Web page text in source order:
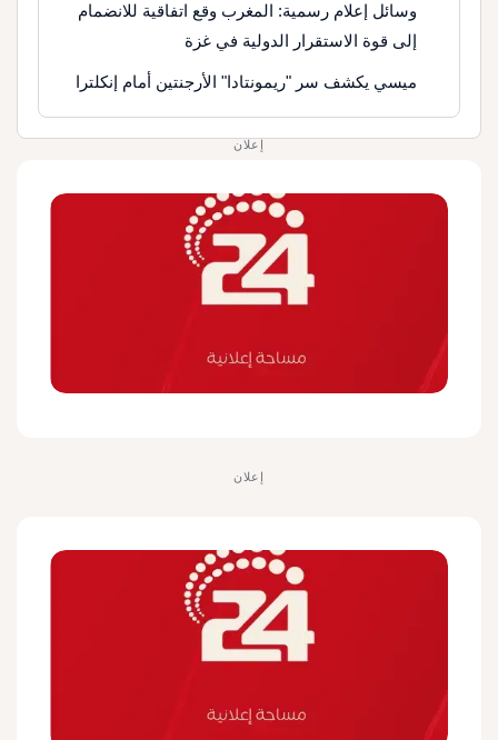
وسائل إعلام رسمية: المغرب وقع اتفاقية للانضمام
إلى قوة الاستقرار الدولية في غزة
ميسي يكشف سر "ريمونتادا" الأرجنتين أمام إنكلترا
إعلان
إعلان